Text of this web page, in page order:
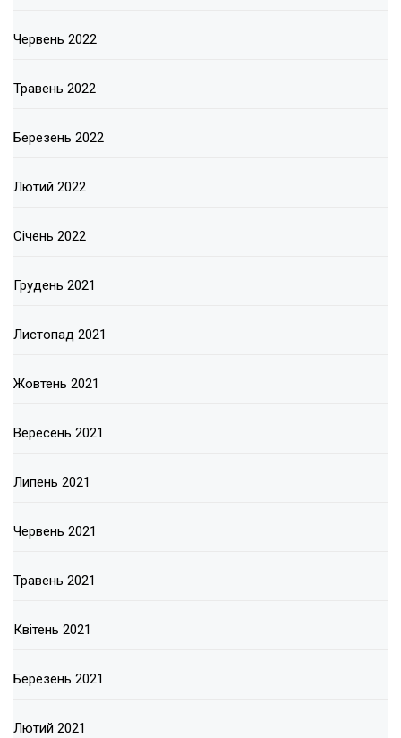
Червень 2022
Травень 2022
Березень 2022
Лютий 2022
Січень 2022
Грудень 2021
Листопад 2021
Жовтень 2021
Вересень 2021
Липень 2021
Червень 2021
Травень 2021
Квітень 2021
Березень 2021
Лютий 2021